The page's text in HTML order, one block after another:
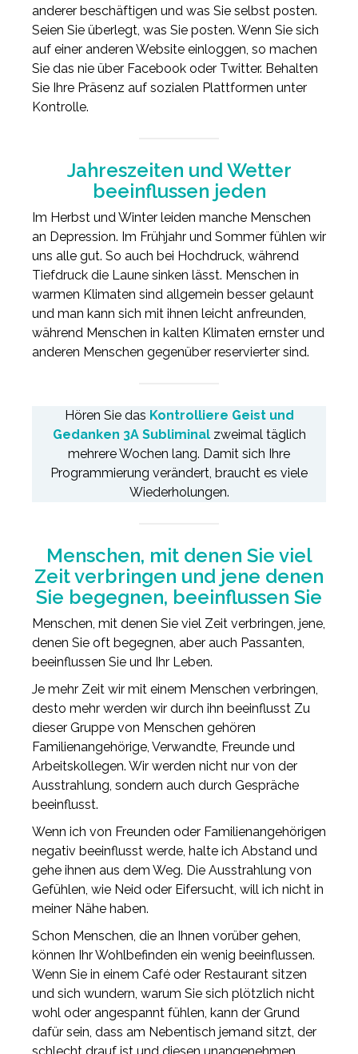
anderer beschäftigen und was Sie selbst posten.
Seien Sie überlegt, was Sie posten. Wenn Sie sich
auf einer anderen Website einloggen, so machen
Sie das nie über Facebook oder Twitter. Behalten
Sie Ihre Präsenz auf sozialen Plattformen unter
Kontrolle.
Jahreszeiten und Wetter
beeinflussen jeden
Im Herbst und Winter leiden manche Menschen
an Depression. Im Frühjahr und Sommer fühlen wir
uns alle gut. So auch bei Hochdruck, während
Tiefdruck die Laune sinken lässt. Menschen in
warmen Klimaten sind allgemein besser gelaunt
und man kann sich mit ihnen leicht anfreunden,
während Menschen in kalten Klimaten ernster und
anderen Menschen gegenüber reservierter sind.
Hören Sie das Kontrolliere Geist und
Gedanken 3A Subliminalzweimal täglich
mehrere Wochen lang. Damit sich Ihre
Programmierung verändert, braucht es viele
Wiederholungen.
Menschen, mit denen Sie viel
Zeit verbringen und jene denen
Sie begegnen, beeinflussen Sie
Menschen, mit denen Sie viel Zeit verbringen, jene,
denen Sie oft begegnen, aber auch Passanten,
beeinflussen Sie und Ihr Leben.
Je mehr Zeit wir mit einem Menschen verbringen,
desto mehr werden wir durch ihn beeinflusst Zu
dieser Gruppe von Menschen gehören
Familienangehörige, Verwandte, Freunde und
Arbeitskollegen. Wir werden nicht nur von der
Ausstrahlung, sondern auch durch Gespräche
beeinflusst.
Wenn ich von Freunden oder Familienangehörigen
negativ beeinflusst werde, halte ich Abstand und
gehe ihnen aus dem Weg. Die Ausstrahlung von
Gefühlen, wie Neid oder Eifersucht, will ich nicht in
meiner Nähe haben.
Schon Menschen, die an Ihnen vorüber gehen,
können Ihr Wohlbefinden ein wenig beeinflussen.
Wenn Sie in einem Café oder Restaurant sitzen
und sich wundern, warum Sie sich plötzlich nicht
wohl oder angespannt fühlen, kann der Grund
dafür sein, dass am Nebentisch jemand sitzt, der
schlecht drauf ist und diesen unangenehmen